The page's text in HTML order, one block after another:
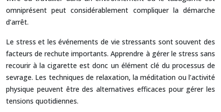
omniprésent peut considérablement compliquer la démarche
d’arrêt.
Le stress et les événements de vie stressants sont souvent des
facteurs de rechute importants. Apprendre à gérer le stress sans
recourir à la cigarette est donc un élément clé du processus de
sevrage. Les techniques de relaxation, la méditation ou l’activité
physique peuvent être des alternatives efficaces pour gérer les
tensions quotidiennes.